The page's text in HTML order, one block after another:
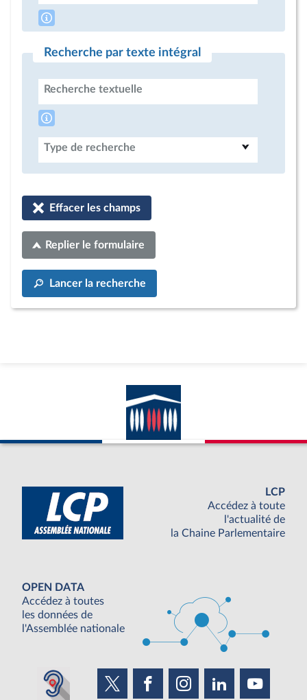
Recherche par texte intégral
Recherche textuelle
Type de recherche
Effacer les champs
Replier le formulaire
Lancer la recherche
LCP
Accédez à toute
l'actualité de
la Chaine Parlementaire
OPEN DATA
Accédez à toutes
les données de
l'Assemblée nationale